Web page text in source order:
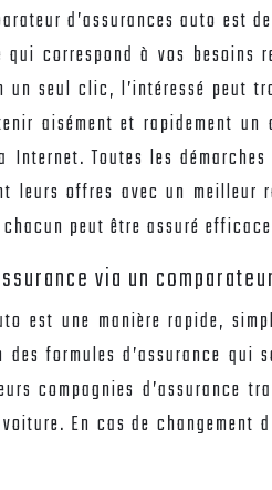
d’assurances auto est
qui correspond à vos
un seul clic, l’intéressé peut
aisément et rapidement
Internet. Toutes les
leurs offres avec un
peut être assuré
via un
est une manière rapide,
des formules d’assurance
compagnies
En cas de